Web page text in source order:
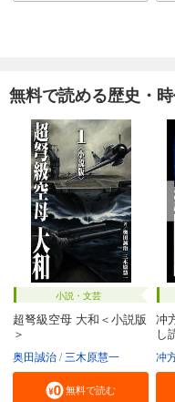
無料で読める歴史・
小説・文芸
超弩級空母 大和＜小説版
＞
奥田誠治 三木原慧一
無料で読む
冲
し
冲